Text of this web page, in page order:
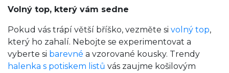
Volný top, který vám sedne
Pokud vás trápí větší bříško, vezměte si volný top,
který ho zahalí. Nebojte se experimentovat a
vyberte si barevné a vzorované kousky. Trendy
halenka s potiskem listů vás zaujme košilovým